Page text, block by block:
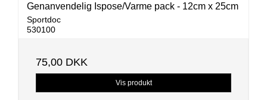
Genanvendelig Ispose/Varme pack - 12cm x 25cm
Sportdoc
530100
75,00 DKK
Vis produkt